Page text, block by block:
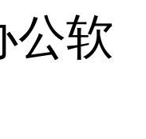
公软